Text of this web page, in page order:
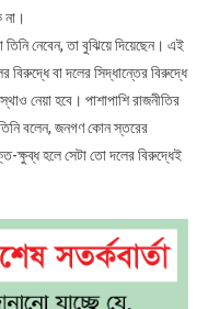
না।
নেবেন, তা বুঝিয়ে দিয়েছেন। এই
বিরুদ্ধে বা দলের সিদ্ধান্তের বিরুদ্ধে
নেয়া হবে। পাশাপাশি রাজনীতির
বলেন, জনগণ কোন স্তরের
ক্ষুব্ধ হলে সেটা তো দলের বিরুদ্ধেই